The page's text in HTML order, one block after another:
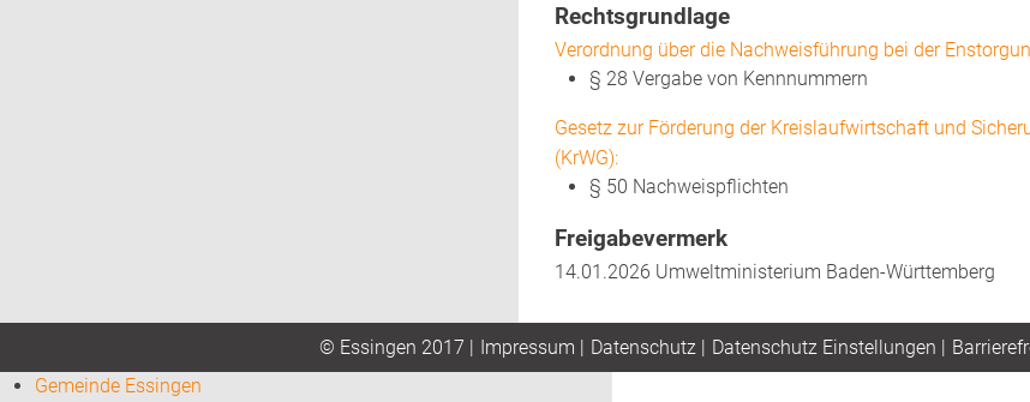
Rechtsgrundlage
Verordnung über die Nachweisführung bei der
§ 28 Vergabe von Kennnummern
Gesetz zur Förderung der Kreislaufwirtschaft und
(KrWG):
§ 50 Nachweispflichten
Freigabevermerk
14.01.2026 Umweltministerium Baden-Württemberg
© Essingen 2017 | Impressum | Datenschutz | Datenschutz Einstellungen |
Gemeinde Essingen